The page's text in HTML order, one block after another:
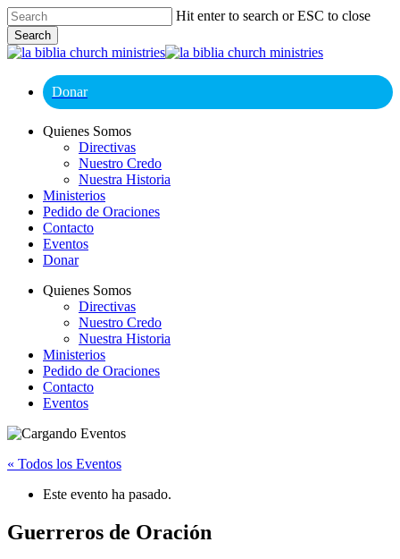
Skip
to
main
content
Hit enter to search or ESC to close
Search
Close
Donar
Menu
Quienes Somos
Directivas
Nuestro Credo
Nuestra Historia
Ministerios
Pedido de Oraciones
Contacto
Eventos
Donar
Quienes Somos
Directivas
Nuestro Credo
Nuestra Historia
Ministerios
Pedido de Oraciones
Contacto
Eventos
« Todos los Eventos
Este evento ha pasado.
Guerreros de Oración